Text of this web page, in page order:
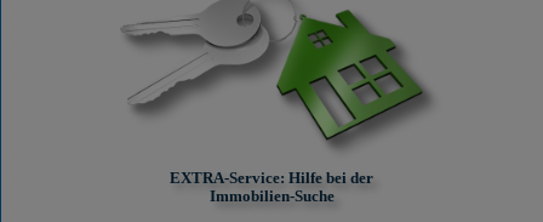
EXTRA-Service: Hilfe bei der
Immobilien-Suche